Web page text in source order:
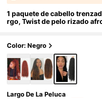
1 paquete de cabello
rgo, Twist de pelo rizado
Color: Negro
Largo De La Peluca